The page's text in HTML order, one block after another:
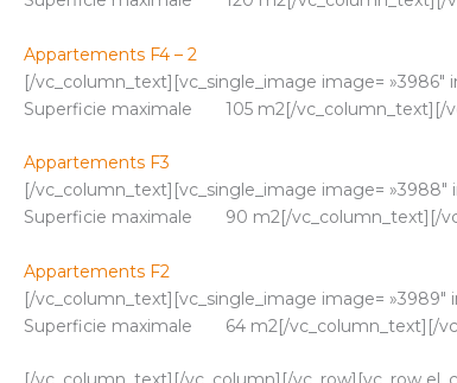
Appartements F4 – 2
[/vc_column_text][vc_single_image image=
Superficie maximale 105 m2[/vc_column_text][/
Appartements F3
[/vc_column_text][vc_single_image image=
Superficie maximale 90 m2[/vc_column_text][/
Appartements F2
[/vc_column_text][vc_single_image image=
Superficie maximale 64 m2[/vc_column_text][/